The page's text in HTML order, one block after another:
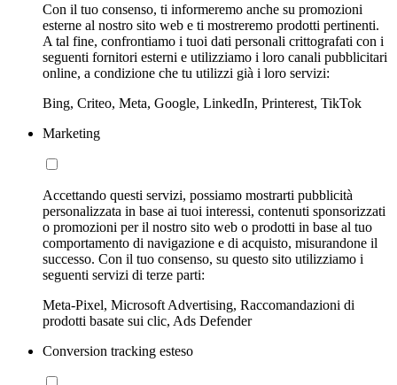
Con il tuo consenso, ti informeremo anche su promozioni
esterne al nostro sito web e ti mostreremo prodotti pertinenti.
A tal fine, confrontiamo i tuoi dati personali crittografati con i
seguenti fornitori esterni e utilizziamo i loro canali pubblicitari
online, a condizione che tu utilizzi già i loro servizi:
Bing, Criteo, Meta, Google, LinkedIn, Printerest, TikTok
Marketing
Accettando questi servizi, possiamo mostrarti pubblicità
personalizzata in base ai tuoi interessi, contenuti sponsorizzati
o promozioni per il nostro sito web o prodotti in base al tuo
comportamento di navigazione e di acquisto, misurandone il
successo. Con il tuo consenso, su questo sito utilizziamo i
seguenti servizi di terze parti:
Meta-Pixel, Microsoft Advertising, Raccomandazioni di
prodotti basate sui clic, Ads Defender
Conversion tracking esteso